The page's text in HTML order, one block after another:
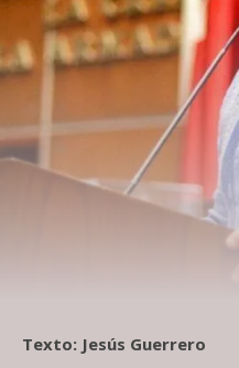
Texto: Jesús Guerrero